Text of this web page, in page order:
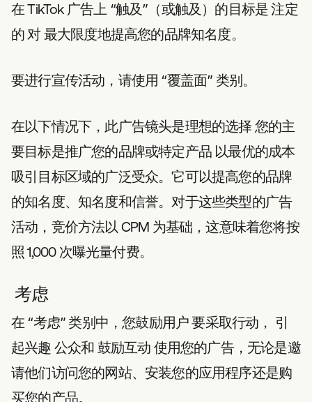
在 TikTok 广告上 “触及”（或触及）的目标是注定
的对最大限度地提高您的品牌知名度。
要进行宣传活动，请使用 “覆盖面” 类别。
在以下情况下，此广告镜头是理想的选择 您的主
要目标是推广您的品牌或特定产品 以最优的成本
吸引目标区域的广泛受众。它可以提高您的品牌
的知名度、知名度和信誉。对于这些类型的广告
活动，竞价方法以 CPM 为基础，这意味着您将按
照 1,000 次曝光量付费。
考虑
在 “考虑” 类别中，您鼓励用户要采取行动， 引
起兴趣 公众和 鼓励互动 使用您的广告，无论是邀
请他们访问您的网站、安装您的应用程序还是购
买您的产品。